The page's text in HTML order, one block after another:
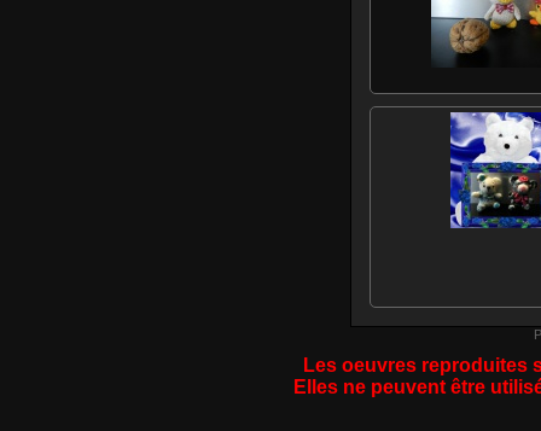
Les oeuvres reproduites
Elles ne peuvent être